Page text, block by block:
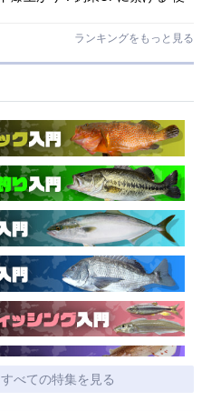
ランキングをもっと見る
すべての特集を見る